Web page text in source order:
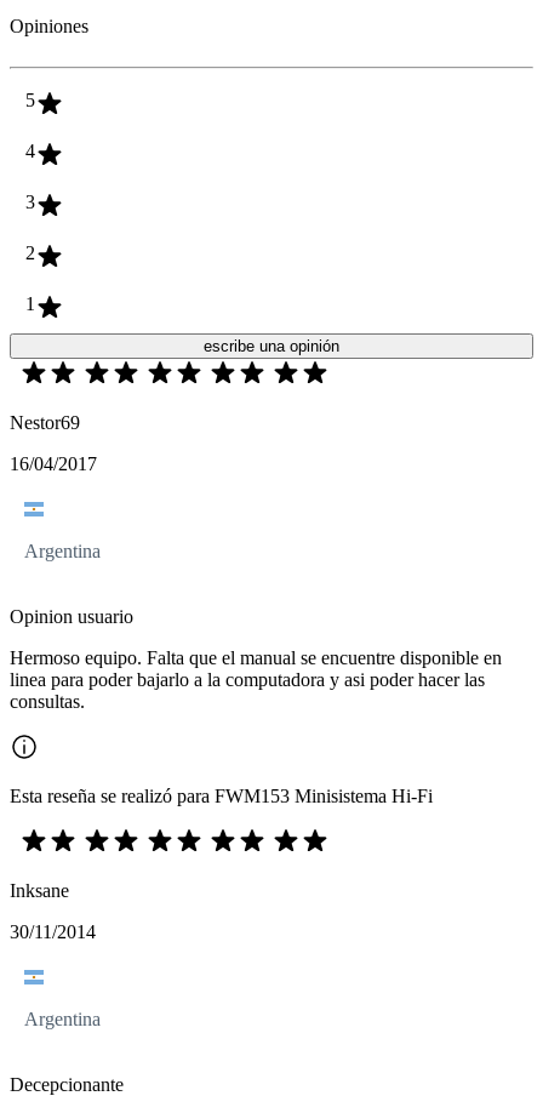
Opiniones
5
4
3
2
1
escribe una opinión
Nestor69
16/04/2017
Argentina
Opinion usuario
Hermoso equipo. Falta que el manual se encuentre disponible en
linea para poder bajarlo a la computadora y asi poder hacer las
consultas.
Esta reseña se realizó para FWM153 Minisistema Hi-Fi
Inksane
30/11/2014
Argentina
Decepcionante